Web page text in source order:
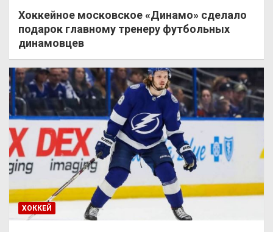
Хоккейное московское «Динамо» сделало
подарок главному тренеру футбольных
динамовцев
ХОККЕЙ